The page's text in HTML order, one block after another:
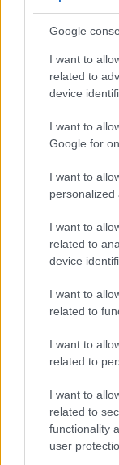
Google
I want to
related to
device
I want to
Google for
I want to
personalized
I want to
related to
device
I want to
related to
I want to
related to
I want to
related to
functionality
user
τη
καμία
γιατί
πατέρας της
τρόπο με τον
την κόρη του.
Ο πατέρας
κηδεία της
παλιότερα
συνόδευε ως